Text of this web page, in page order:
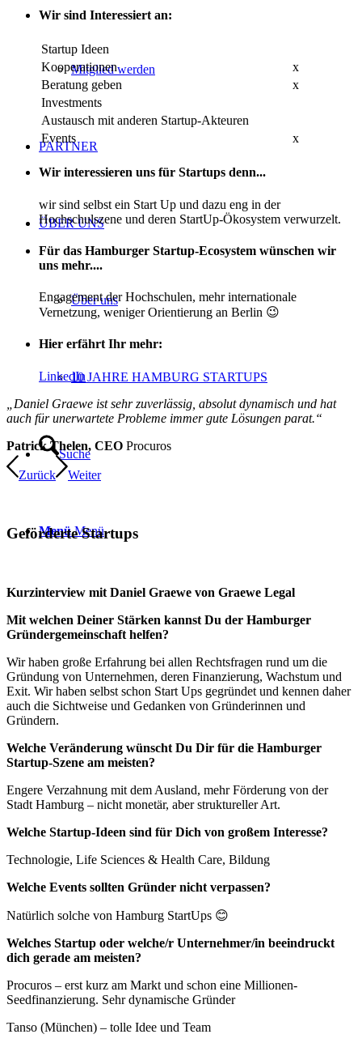
Mitglied werden
PARTNER
ÜBER UNS
Über uns
10 JAHRE HAMBURG STARTUPS
Suche
Menü Menü
Wir sind Interessiert an:
Startup Ideen
Kooperationen
x
Beratung geben
x
Investments
Austausch mit anderen Startup-Akteuren
Events
x
Wir interessieren uns für Startups denn...
wir sind selbst ein Start Up und dazu eng in der
Hochschulszene und deren StartUp-Ökosystem verwurzelt.
Für das Hamburger Startup-Ecosystem wünschen wir
uns mehr....
Engagement der Hochschulen, mehr internationale
Vernetzung, weniger Orientierung an Berlin 😉
Hier erfährt Ihr mehr:
LinkedIn
„Daniel Graewe ist sehr zuverlässig, absolut dynamisch und hat
auch für unerwartete Probleme immer gute Lösungen parat.“
Patrick Thelen, CEO Procuros
Zurück Weiter
Geförderte Startups
Kurzinterview mit Daniel Graewe von Graewe Legal
Mit welchen Deiner Stärken kannst Du der Hamburger
Gründergemeinschaft helfen?
Wir haben große Erfahrung bei allen Rechtsfragen rund um die
Gründung von Unternehmen, deren Finanzierung, Wachstum und
Exit. Wir haben selbst schon Start Ups gegründet und kennen daher
auch die Sichtweise und Gedanken von Gründerinnen und
Gründern.
Welche Veränderung wünscht Du Dir für die Hamburger
Startup-Szene am meisten?
Engere Verzahnung mit dem Ausland, mehr Förderung von der
Stadt Hamburg – nicht monetär, aber struktureller Art.
Welche Startup-Ideen sind für Dich von großem Interesse?
Technologie, Life Sciences & Health Care, Bildung
Welche Events sollten Gründer nicht verpassen?
Natürlich solche von Hamburg StartUps 😊
Welches Startup oder welche/r Unternehmer/in beeindruckt
dich gerade am meisten?
Procuros – erst kurz am Markt und schon eine Millionen-
Seedfinanzierung. Sehr dynamische Gründer
Tanso (München) – tolle Idee und Team